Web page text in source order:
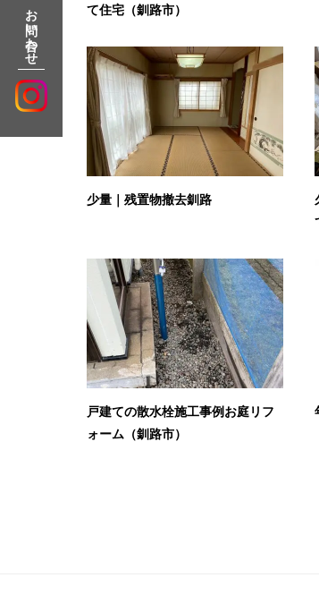
て住宅（釧路市）
少量｜残置物撤去釧路
戸建ての散水栓施工事例お庭リフ
ォーム（釧路市）
お問い合わせ